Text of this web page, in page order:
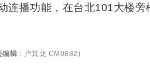
连播功能，在台北101大楼
编辑 ： 卢其龙 CM0882)